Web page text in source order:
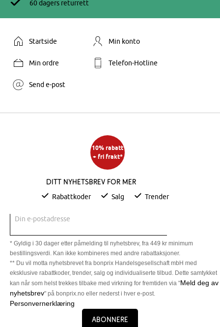
60 dagers returrett
Startside Min konto
Min ordre Telefon-Hotline
Send e-post
10% rabatt
+ fri frakt*
Ditt nyhetsbrev for mer
Rabattkoder Salg Trender
Din e-postadresse
* Gyldig i 30 dager etter påmelding til nyhetsbrev, fra 449 kr minimum
bestillingsverdi. Kan ikke kombineres med andre rabattaksjoner.
** Du vil motta nyhetsbrevet fra bonprix Handelsgesellschaft mbH med
eksklusive rabattkoder, trender, salg og individualiserte tilbud. Dette samtykket
kan når som helst trekkes tilbake med virkning for fremtiden via "Meld deg av
nyhetsbrev" på bonprix.no eller nederst i hver e-post.
Personvernerklæring
Abonnere